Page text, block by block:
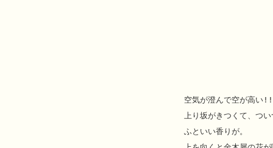
空気が澄んで空が高い!!
上り坂がきつくて、つ
ふといい香りが。